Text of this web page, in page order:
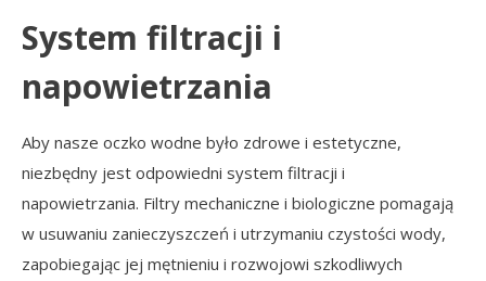
System filtracji i
napowietrzania
Aby nasze oczko wodne było zdrowe i estetyczne,
niezbędny jest odpowiedni system filtracji i
napowietrzania. Filtry mechaniczne i biologiczne pomagają
w usuwaniu zanieczyszczeń i utrzymaniu czystości wody,
zapobiegając jej mętnieniu i rozwojowi szkodliwych